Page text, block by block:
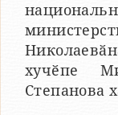
хучӗпе
Степанова